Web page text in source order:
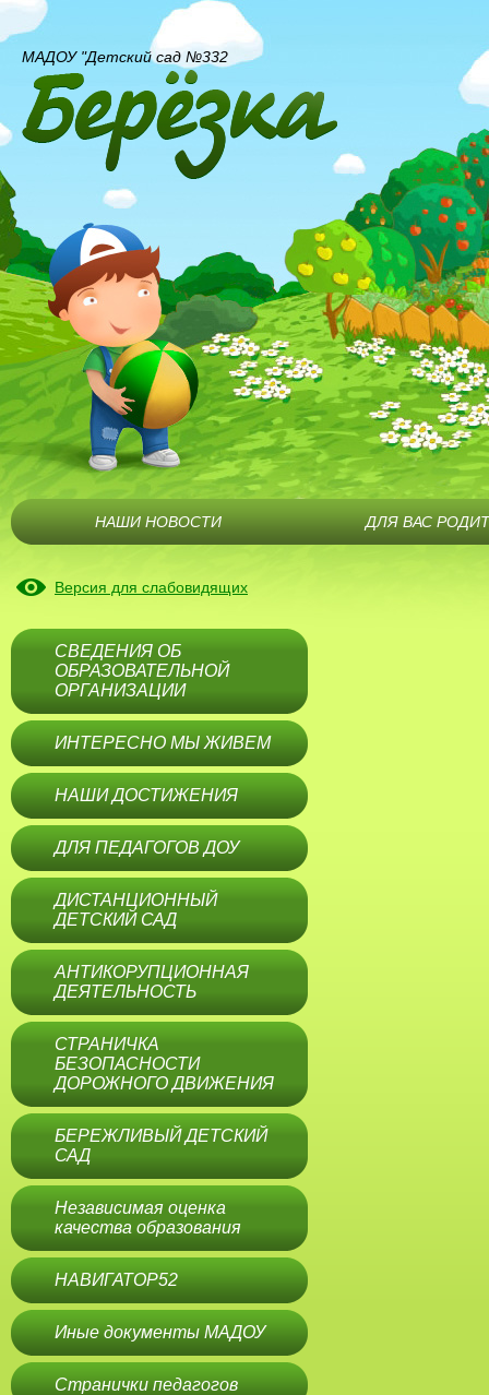
Версия для слабовидящих
СВЕДЕНИЯ ОБ
ОБРАЗОВАТЕЛЬНОЙ
ОРГАНИЗАЦИИ
ИНТЕРЕСНО МЫ ЖИВЕМ
НАШИ ДОСТИЖЕНИЯ
ДЛЯ ПЕДАГОГОВ ДОУ
ДИСТАНЦИОННЫЙ
ДЕТСКИЙ САД
АНТИКОРУПЦИОННАЯ
ДЕЯТЕЛЬНОСТЬ
СТРАНИЧКА
БЕЗОПАСНОСТИ
ДОРОЖНОГО ДВИЖЕНИЯ
БЕРЕЖЛИВЫЙ ДЕТСКИЙ
САД
Независимая оценка
качества образования
НАВИГАТОР52
Иные документы МАДОУ
Странички педагогов
МАДОУ "Детский сад №332
НАШИ НОВОСТИ ДЛЯ ВАС